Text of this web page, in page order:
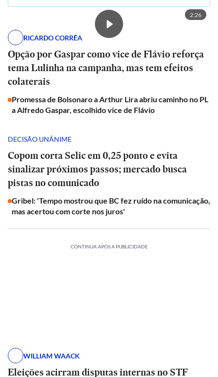
2:26
RICARDO CORRÊA
Opção por Gaspar como vice de Flávio reforça
tema Lulinha na campanha, mas tem efeitos
colaterais
Promessa de Bolsonaro a Arthur Lira abriu caminho no PL
a Alfredo Gaspar, escolhido vice de Flávio
DECISÃO UNÂNIME
Copom corta Selic em 0,25 ponto e evita
sinalizar próximos passos; mercado busca
pistas no comunicado
Gribel: 'Tempo mostrou que BC fez ruído na comunicação,
mas acertou com corte nos juros'
CONTINUA APÓS A PUBLICIDADE
WILLIAM WAACK
Eleições acirram disputas internas no STF